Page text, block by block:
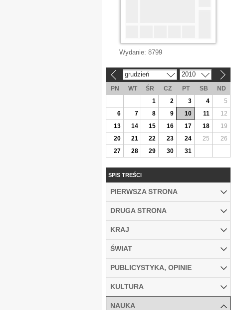
Wydanie: 8799
grudzień 2010
PN WT ŚR CZ PT SB
ND
1
2 3 4
5
6
7 8 9 10 11
12
13
14 15 16 17 18
19
20
21 22 23 24 25
26
27
28 29 30 31
SPIS TREŚCI
PIERWSZA STRONA
DRUGA STRONA
KRAJ
ŚWIAT
PUBLICYSTYKA, OPINIE
KULTURA
NAUKA